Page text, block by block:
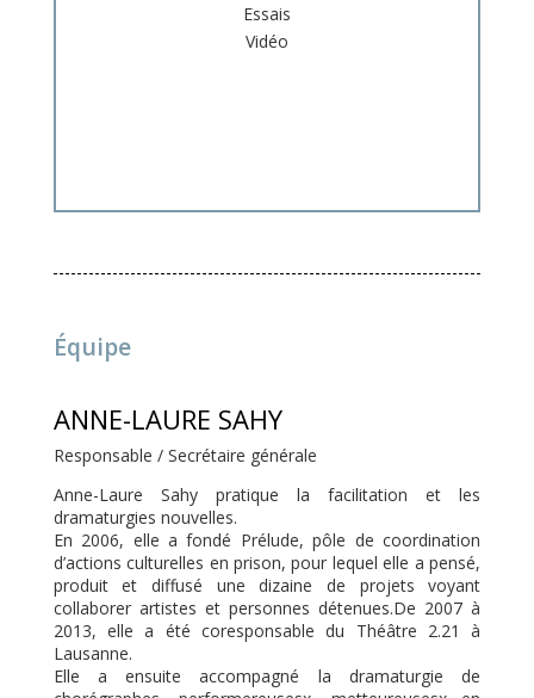
Essais
Vidéo
Équipe
ANNE-LAURE SAHY
Responsable / Secrétaire générale
Anne-Laure Sahy pratique la facilitation et les
dramaturgies nouvelles.
En 2006, elle a fondé Prélude, pôle de coordination
d’actions culturelles en prison, pour lequel elle a pensé,
produit et diffusé une dizaine de projets voyant
collaborer artistes et personnes détenues.De 2007 à
2013, elle a été coresponsable du Théâtre 2.21 à
Lausanne.
Elle a ensuite accompagné la dramaturgie de